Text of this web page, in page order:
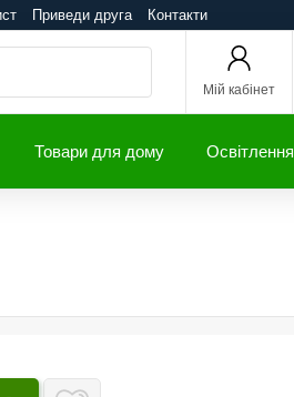
Приведи друга Контакти
Мій кабінет
Товари для дому Освітлення